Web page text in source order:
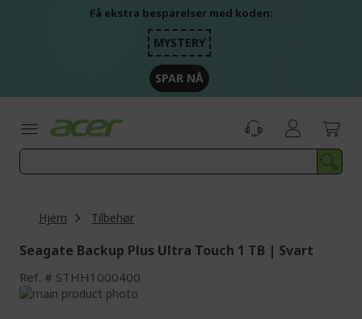
Få ekstra besparelser med koden:
MYSTERY
SPAR NÅ
Hjem Tilbehør
Seagate Backup Plus Ultra Touch 1 TB | Svart
Ref. STHH1000400
Skip